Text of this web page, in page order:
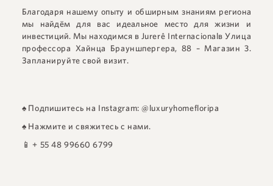
Благодаря нашему опыту и обширным знаниям региона
мы найдём для вас идеальное место для жизни и
инвестиций. Мы находимся в Jurerê InternacionalвУлица
профессора Хайнца Брауншпергера, 88 – Магазин 3.
Запланируйте свой визит.
♠ Подпишитесь на Instagram: @luxuryhomefloripa
♠ Нажмите и свяжитесь с нами.
📱+ 55 48 99660 6799